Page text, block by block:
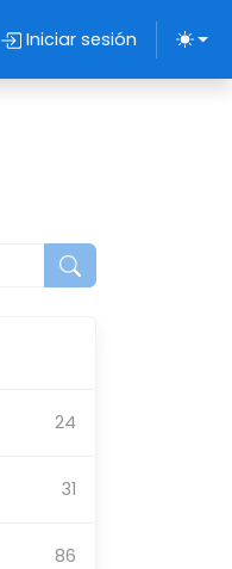
Iniciar sesión
24
31
86